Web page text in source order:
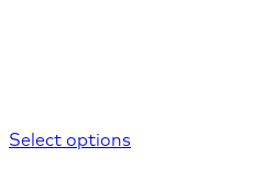
Select options